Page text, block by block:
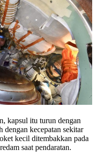
kapsul itu turun dengan
dengan kecepatan sekitar
kecil ditembakkan pada
saat pendaratan.